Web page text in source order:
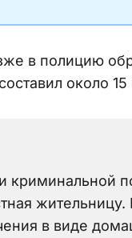
в полицию
около 15
криминальной
жительницу.
в виде